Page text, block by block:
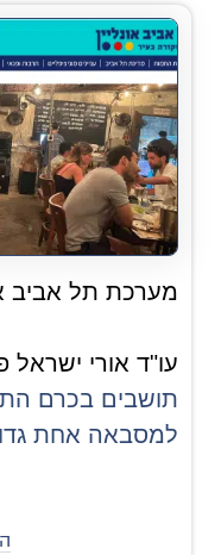
מערכת תל אביב
עו"ד אורי ישראל פז |
תושבים בכרם
למסבאה אחת